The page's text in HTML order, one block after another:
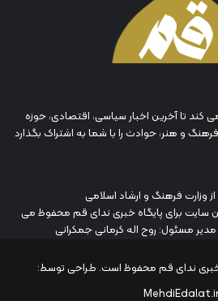
کند تا آخرین اخبار سیاسی، اقتصادی، حوزه
و هنر، حوادث را با شما به اشتراک بگذارد
وزارت فرهنگ و ارشاد اسلامی
سایت برای پایگاه خبری ندای قم محفوظ می
مسئول: روح اله کرمانی جمکرانی
خبری ندای قم محفوظ است. طراحی توسط: